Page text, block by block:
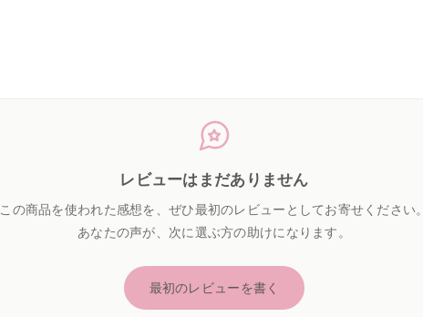
レビューはまだありません
この商品を使われた感想を、ぜひ最初のレビューとしてお寄せください。
あなたの声が、次に選ぶ方の助けになります。
最初のレビューを書く